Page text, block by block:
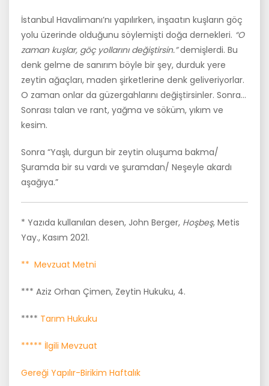
İstanbul Havalimanı’nı yapılırken, inşaatın kuşların göç
yolu üzerinde olduğunu söylemişti doğa dernekleri. “O
zaman kuşlar, göç yollarını değiştirsin.”demişlerdi. Bu
denk gelme de sanırım böyle bir şey, durduk yere
zeytin ağaçları, maden şirketlerine denk geliveriyorlar.
O zaman onlar da güzergahlarını değiştirsinler. Sonra…
Sonrası talan ve rant, yağma ve söküm, yıkım ve
kesim.
Sonra “Yaşlı, durgun bir zeytin oluşuma bakma/
Şuramda bir su vardı ve şuramdan/ Neşeyle akardı
aşağıya.”
* Yazıda kullanılan desen, John Berger, Hoşbeş, Metis
Yay., Kasım 2021.
** Mevzuat Metni
*** Aziz Orhan Çimen, Zeytin Hukuku, 4.
**** Tarım Hukuku
***** İlgili Mevzuat
Gereği Yapılır-Birikim Haftalık